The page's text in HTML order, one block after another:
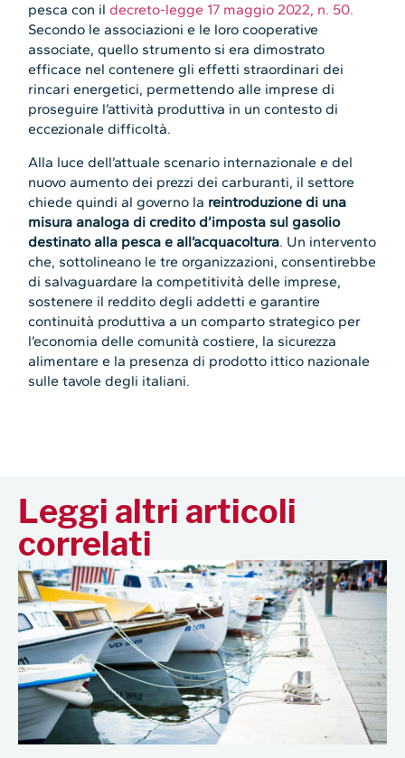
pesca con ildecreto-legge 17 maggio 2022, n. 50.
Secondo le associazioni e le loro cooperative
associate, quello strumento si era dimostrato
efficace nel contenere gli effetti straordinari dei
rincari energetici, permettendo alle imprese di
proseguire l’attività produttiva in un contesto di
eccezionale difficoltà.
Alla luce dell’attuale scenario internazionale e del
nuovo aumento dei prezzi dei carburanti, il settore
chiede quindi al governo la reintroduzione di una
misura analoga di credito d’imposta sul gasolio
destinato alla pesca e all’acquacoltura. Un intervento
che, sottolineano le tre organizzazioni, consentirebbe
di salvaguardare la competitività delle imprese,
sostenere il reddito degli addetti e garantire
continuità produttiva a un comparto strategico per
l’economia delle comunità costiere, la sicurezza
alimentare e la presenza di prodotto ittico nazionale
sulle tavole degli italiani.
Leggi altri articoli
correlati